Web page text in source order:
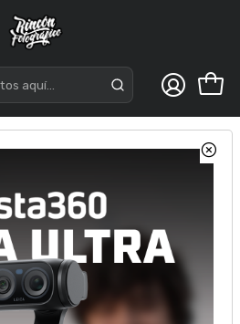
DJI
Drones
Combo（Three Batteries